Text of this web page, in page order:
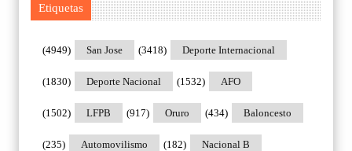
Etiquetas
San Jose
(4949) Deporte Internacional
(3418)
Deporte Nacional
(1830) AFO
(1532)
LFPB
(1502) Oruro
(917) Baloncesto
(434)
Automovilismo
(235) Nacional B
(182)